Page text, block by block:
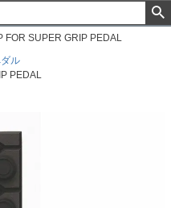
FOR SUPER GRIP PEDAL
ル
PEDAL